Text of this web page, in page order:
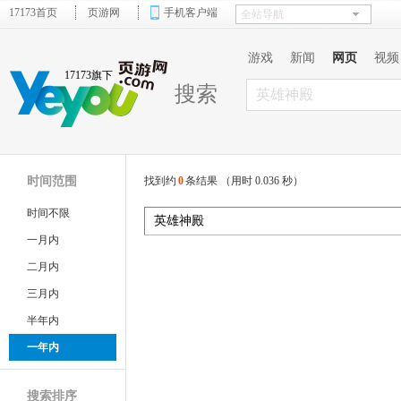
17173首页 页游网 手机客户端
17173旗下
游戏 新闻 网页 视频
搜索
时间范围
时间不限
一月内
二月内
三月内
半年内
一年内
搜索排序
找到约 0条结果 （用时 0.036 秒）